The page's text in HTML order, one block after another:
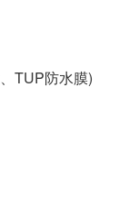
TUP防水膜)